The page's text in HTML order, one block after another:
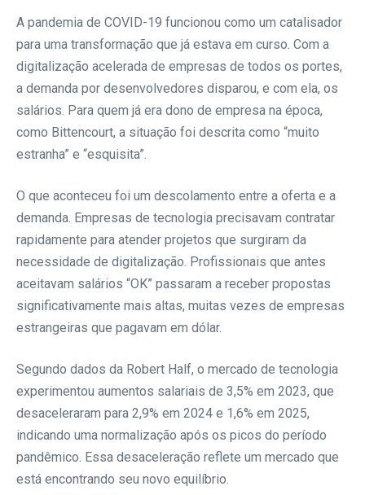
A pandemia de COVID-19 funcionou como um catalisador
para uma transformação que já estava em curso. Com a
digitalização acelerada de empresas de todos os portes,
a demanda por desenvolvedores disparou, e com ela, os
salários. Para quem já era dono de empresa na época,
como Bittencourt, a situação foi descrita como “muito
estranha” e “esquisita”.
O que aconteceu foi um descolamento entre a oferta e a
demanda. Empresas de tecnologia precisavam contratar
rapidamente para atender projetos que surgiram da
necessidade de digitalização. Profissionais que antes
aceitavam salários “OK” passaram a receber propostas
significativamente mais altas, muitas vezes de empresas
estrangeiras que pagavam em dólar.
Segundo dados da Robert Half, o mercado de tecnologia
experimentou aumentos salariais de 3,5% em 2023, que
desaceleraram para 2,9% em 2024 e 1,6% em 2025,
indicando uma normalização após os picos do período
pandêmico. Essa desaceleração reflete um mercado que
está encontrando seu novo equilíbrio.